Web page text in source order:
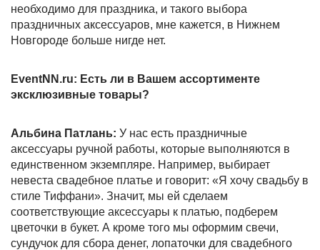
необходимо для праздника, и такого выбора
праздничных аксессуаров, мне кажется, в Нижнем
Новгороде больше нигде нет.
EventNN.ru: Есть ли в Вашем ассортименте
эксклюзивные товары?
Альбина Патлань: У нас есть праздничные
аксессуары ручной работы, которые выполняются в
единственном экземпляре. Например, выбирает
невеста свадебное платье и говорит: «Я хочу свадьбу в
стиле Тиффани». Значит, мы ей сделаем
соответствующие аксессуары к платью, подберем
цветочки в букет. А кроме того мы оформим свечи,
сундучок для сбора денег, лопаточки для свадебного